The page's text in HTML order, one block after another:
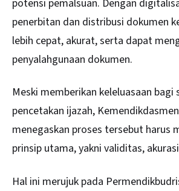
potensi pemalsuan. Dengan
penerbitan dan distribusi dokumen
lebih cepat, akurat, serta dapat
penyalahgunaan dokumen.
Meski memberikan keleluasaan bagi
pencetakan ijazah,
menegaskan proses tersebut harus
prinsip utama, yakni validitas,
Hal ini merujuk pada